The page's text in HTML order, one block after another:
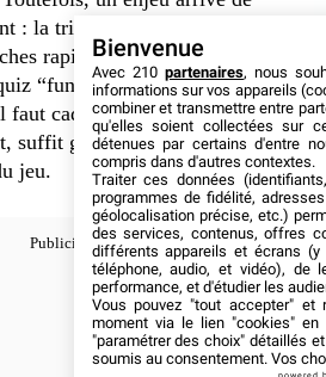
: la triche. Montres
rapides, captures
“fun”, ce n’est pas
faut cadrer. Une règle simple,
suffit généralement à
jeu.
Bienvenue
Avec 210 partenaires, nous
informations sur vos appareils
combiner et transmettre entre
qu'elles soient collectées sur
détenues par certains d'entre
compris dans d'autres contextes.
Traiter ces données
programmes de fidélité,
géolocalisation précise, etc.)
des services, contenus, offres
différents appareils et écrans (y
téléphone, audio, et vidéo), de
performance, et d'étudier les
Vous pouvez "tout accepter" et
moment via le lien "cookies" en
"paramétrer des choix" détaillés
soumis au consentement. Vos